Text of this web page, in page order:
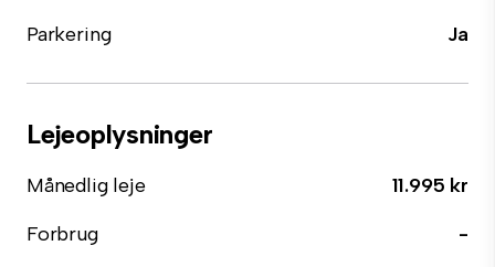
Parkering
Ja
Lejeoplysninger
Månedlig leje
11.995 kr
Forbrug
-